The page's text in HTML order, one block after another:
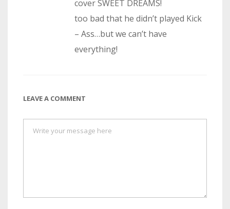
cover SWEET DREAMS!
too bad that he didn’t played Kick
– Ass…but we can’t have
everything!
LEAVE A COMMENT